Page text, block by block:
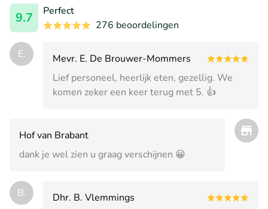
9.7
Perfect
276 beoordelingen
E.
Mevr. E. De Brouwer-Mommers
Lief personeel, heerlijk eten, gezellig. We
komen zeker een keer terug met 5. 👍
Hof van Brabant
dank je wel zien u graag verschijnen 😀
B.
Dhr. B. Vlemmings